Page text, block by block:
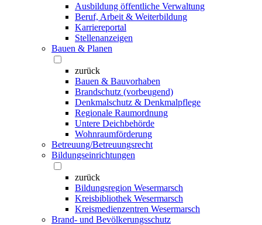
Ausbildung öffentliche Verwaltung
Beruf, Arbeit & Weiterbildung
Karriereportal
Stellenanzeigen
Bauen & Planen
zurück
Bauen & Bauvorhaben
Brandschutz (vorbeugend)
Denkmalschutz & Denkmalpflege
Regionale Raumordnung
Untere Deichbehörde
Wohnraumförderung
Betreuung/Betreuungsrecht
Bildungseinrichtungen
zurück
Bildungsregion Wesermarsch
Kreisbibliothek Wesermarsch
Kreismedienzentren Wesermarsch
Brand- und Bevölkerungsschutz